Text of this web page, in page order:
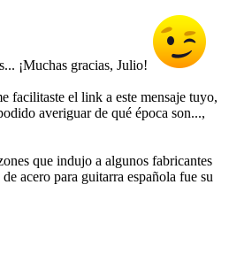
¡Muchas gracias, Julio!
facilitaste el link a este mensaje tuyo,
averiguar de qué época son...,
que indujo a algunos fabricantes
acero para guitarra española fue su